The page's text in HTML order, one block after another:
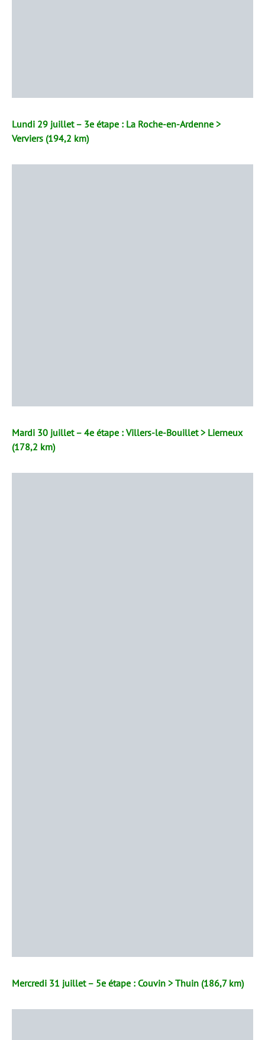
Lundi 29 juillet – 3e étape : La Roche-en-Ardenne >
Verviers (194,2 km)
Mardi 30 juillet – 4e étape : Villers-le-Bouillet > Lierneux
(178,2 km)
Mercredi 31 juillet – 5e étape : Couvin > Thuin (186,7 km)